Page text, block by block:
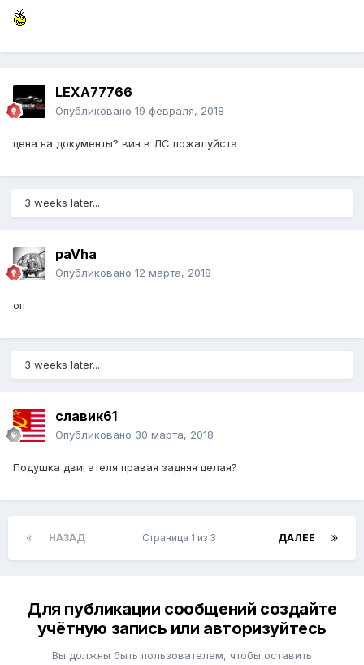
LEXA77766
Опубликовано 19 февраля, 2018
цена на документы? вин в ЛС пожалуйста
3 weeks later...
paVha
Опубликовано 12 марта, 2018
оп
3 weeks later...
славик61
Опубликовано 30 марта, 2018
Подушка двигателя правая задняя целая?
НАЗАД ДАЛЕЕ
Страница 1 из 3
Для публикации сообщений создайте
учётную запись или авторизуйтесь
Вы должны быть пользователем, чтобы оставить